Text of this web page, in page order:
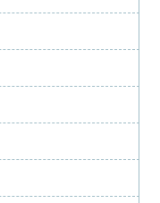
終焉～水無瀬とい
川歴史学会70周年
域間交流（2023年